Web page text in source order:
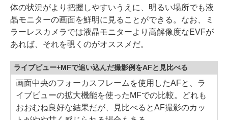
体の状況がより把握しやすいうえに、明るい場所でも液
晶モニターの画面を鮮明に見ることができる。なお、ミ
ラーレスカメラでは液晶モニターより高解像度なEVFが
あれば、それを覗くのがオススメだ。
ライブビュー+MFで追い込んだ撮影例をAFと見比べる
画面中央のフォーカスフレームを使用したAFと、ラ
イブビューの拡大機能を使ったMFでの比較。どれも
おおむね良好な結果だが、見比べるとAF撮影のカッ